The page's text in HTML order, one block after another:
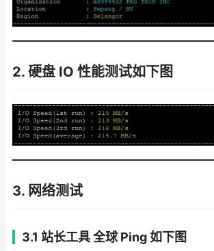
2. 硬盘 IO 性能测试如下图
3. 网络测试
3.1 站长工具 全球 Ping如下图